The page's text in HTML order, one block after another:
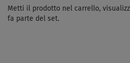
Metti il ​​prodotto nel carrello,
fa parte del set.